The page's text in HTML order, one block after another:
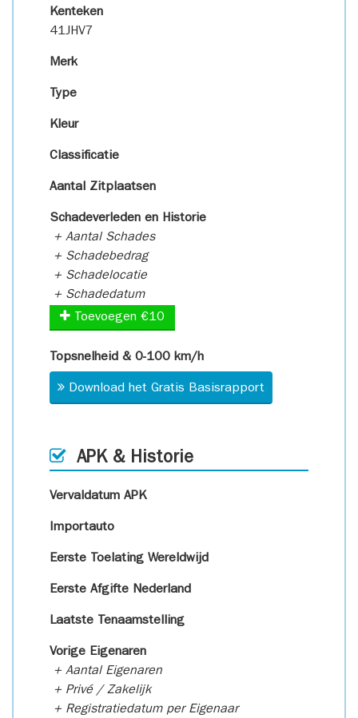
Kenteken
41JHV7
Merk
Type
Kleur
Classificatie
Aantal Zitplaatsen
Schadeverleden en Historie
+ Aantal Schades
+ Schadebedrag
+ Schadelocatie
+ Schadedatum
Toevoegen €10
Topsnelheid & 0-100 km/h
Download het Gratis Basisrapport
APK & Historie
Vervaldatum APK
Importauto
Eerste Toelating Wereldwijd
Eerste Afgifte Nederland
Laatste Tenaamstelling
Vorige Eigenaren
+ Aantal Eigenaren
+ Privé / Zakelijk
+ Registratiedatum per Eigenaar